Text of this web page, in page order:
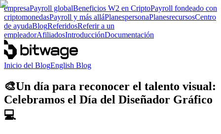
empresaPayroll globalBeneficios W2 en CriptoPayroll fondeado con
criptomonedasPayroll y más alláPlanespersonaPlanesrecursosCentro
de ayudaBlogReferidosReferir a un
empleadorAfiliadosIntroducciónDocumentación
Inicio del BlogEnglish Blog
🎨Un día para reconocer el talento visual:
Celebramos el Día del Diseñador Gráfico
💻